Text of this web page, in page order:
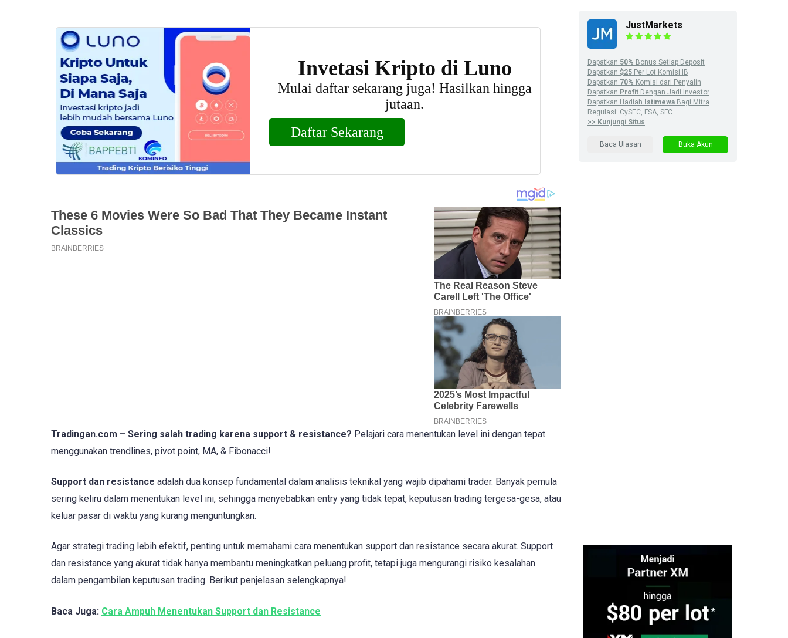
Tradingan.com – Sering salah trading karena support & resistance? Pelajari cara menentukan level ini dengan tepat
menggunakan trendlines, pivot point, MA, & Fibonacci!
Support dan resistance adalah dua konsep fundamental dalam analisis teknikal yang wajib dipahami trader. Banyak pemula
sering keliru dalam menentukan level ini, sehingga menyebabkan entry yang tidak tepat, keputusan trading tergesa-gesa, atau
keluar pasar di waktu yang kurang menguntungkan.
Agar strategi trading lebih efektif, penting untuk memahami cara menentukan support dan resistance secara akurat. Support
dan resistance yang akurat tidak hanya membantu meningkatkan peluang profit, tetapi juga mengurangi risiko kesalahan
dalam pengambilan keputusan trading. Berikut penjelasan selengkapnya!
Baca Juga: Cara Ampuh Menentukan Support dan Resistance
JustMarkets
Dapatkan 50% Bonus Setiap Deposit
Dapatkan $25 Per Lot Komisi IB
Dapatkan 70% Komisi dari Penyalin
Dapatkan Profit Dengan Jadi Investor
Dapatkan Hadiah
Istimewa Bagi Mitra
Regulasi: CySEC, FSA, SFC
>> Kunjungi Situs
Baca Ulasan Buka Akun